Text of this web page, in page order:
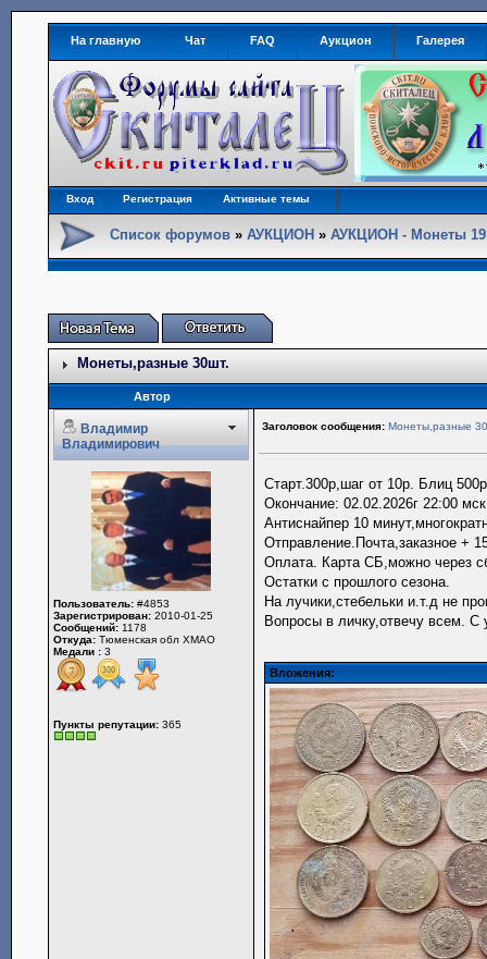
На главную Чат FAQ Аукцион Галерея
Вход Регистрация Активные темы
Список форумов »АУКЦИОН »АУКЦИОН - Монеты
Монеты,разные 30шт.
Автор
Владимир
Владимирович
Заголовок сообщения: Монеты,разные
Пользователь: #4853
Зарегистрирован: 2010-01-25
Сообщений: 1178
Откуда: Тюменская обл ХМАО
Медали : 3
Пункты репутации: 365
Старт.300р,шаг от 10р. Блиц
Окончание: 02.02.2026г 22:00
Антиснайпер 10
Отправление.Почта,заказное +
Оплата. Карта СБ,можно через
Остатки с прошлого сезона.
На лучики,стебельки и.т.д не
Вопросы в личку,отвечу всем.
Вложения: